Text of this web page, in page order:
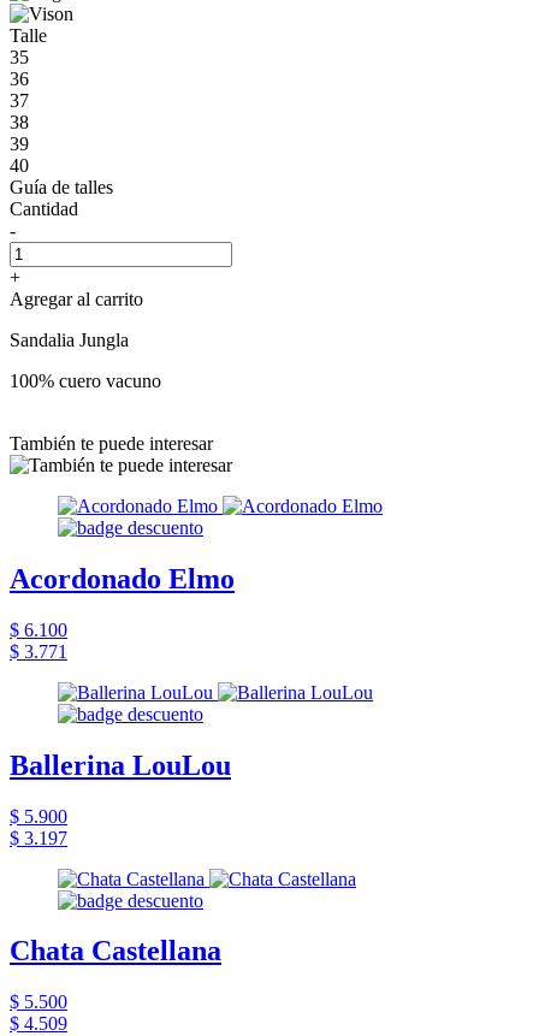
Talle
35
36
37
38
39
40
Guía de talles
Cantidad
-
+
Agregar al carrito
Sandalia Jungla
100% cuero vacuno
También te puede interesar
Acordonado Elmo
$ 6.100
$ 3.771
Ballerina LouLou
$ 5.900
$ 3.197
Chata Castellana
$ 5.500
$ 4.509